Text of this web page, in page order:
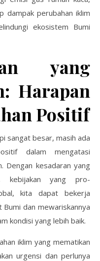
dampak perubahan iklim
ekosistem Bumi
yang
Harapan
Positif
sangat besar, masih ada
dalam mengatasi
Dengan kesadaran yang
kebijakan yang pro-
kita dapat bekerja
dan mewariskannya
kondisi yang lebih baik.
iklim yang mematikan
urgensi dan perlunya